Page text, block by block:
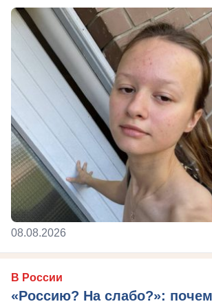
08.08.2026
В России
«Россию? На слабо?»: